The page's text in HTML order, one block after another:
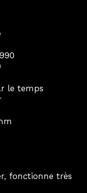
le temps
fonctionne très